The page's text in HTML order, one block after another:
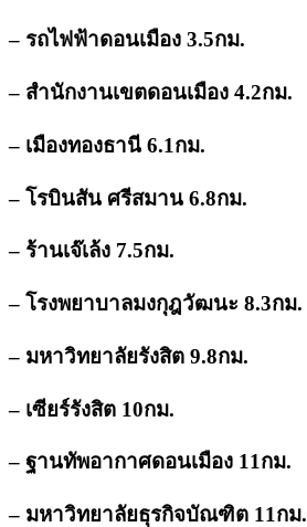
– รถไฟฟ้าดอนเมือง 3.5กม.
– สำนักงานเขตดอนเมือง 4.2กม.
– เมืองทองธานี 6.1กม.
– โรบินสัน ศรีสมาน 6.8กม.
– ร้านเจ๊เล้ง 7.5กม.
– โรงพยาบาลมงกุฎวัฒนะ 8.3กม.
– มหาวิทยาลัยรังสิต 9.8กม.
– เซียร์รังสิต 10กม.
– ฐานทัพอากาศดอนเมือง 11กม.
– มหาวิทยาลัยธุรกิจบัณฑิต 11กม.